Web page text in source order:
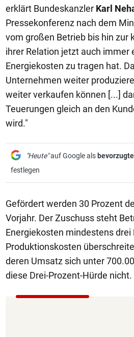
erklärt Bundeskanzler Karl
Pressekonferenz nach dem
vom großen Betrieb bis hin zur
ihrer Relation jetzt auch immer
Energiekosten zu tragen hat.
Unternehmen weiter
weiter verkaufen können [...]
Teuerungen gleich an den
wird."
"Heute"auf Google als
festlegen
Gefördert werden 30 Prozent
Vorjahr. Der Zuschuss steht
Energiekosten mindestens drei
Produktionskosten
deren Umsatz sich unter
diese Drei-Prozent-Hürde nicht.